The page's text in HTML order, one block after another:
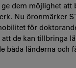
dem möjlighet att
Nu öronmärker
för
de kan tillbringa
båda länderna och